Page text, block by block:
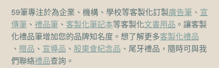
59筆專注於為企業、機構、學校等客製化訂製廣告筆、 宣
傳筆、 禮品筆、 客製化筆記本等客製化文書用品 。讓客製
化禮品筆增加您的品牌知名度。想了解更多客製化禮品
、 贈品 、 宣導品 、 股東會紀念品 、尾牙禮品，隨時可與我
們聯絡禮品查詢。